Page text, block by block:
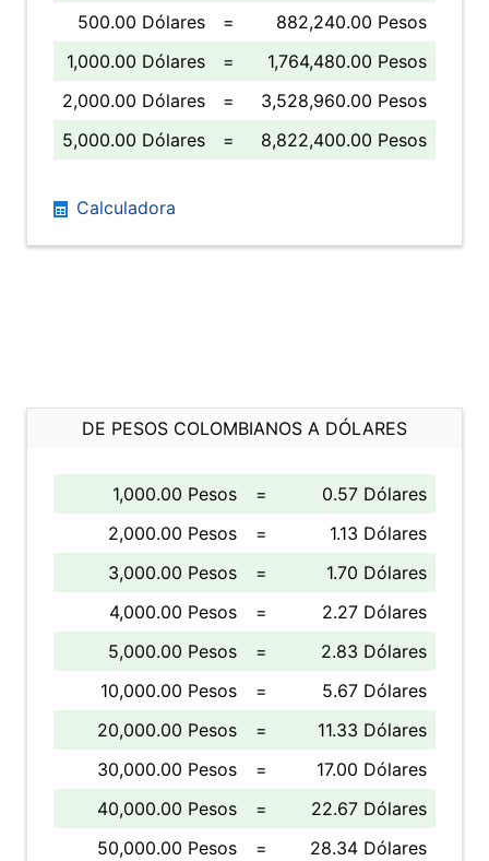
500.00 Dólares
=
882,240.00 Pesos
1,000.00 Dólares
=
1,764,480.00 Pesos
2,000.00 Dólares
=
3,528,960.00 Pesos
5,000.00 Dólares
= 8,822,400.00 Pesos
Calculadora
DE PESOS COLOMBIANOS A DÓLARES
1,000.00 Pesos =
0.57 Dólares
2,000.00 Pesos
=
1.13 Dólares
3,000.00 Pesos
=
1.70 Dólares
4,000.00 Pesos
=
2.27 Dólares
5,000.00 Pesos
=
2.83 Dólares
10,000.00 Pesos
=
5.67 Dólares
20,000.00 Pesos
=
11.33 Dólares
30,000.00 Pesos
=
17.00 Dólares
40,000.00 Pesos
=
22.67 Dólares
50,000.00 Pesos
= 28.34 Dólares